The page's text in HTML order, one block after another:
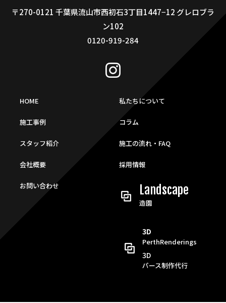
〒270-0121 千葉県流山市西初石3丁目1447−12 グレロブラ
ン102
0120-919-284
HOME 私たちについて
施工事例 コラム
スタッフ紹介 施工の流れ・FAQ
会社概要 採用情報
お問い合わせ Landscape
造園
3D
PerthRenderings
3D
パース制作代行